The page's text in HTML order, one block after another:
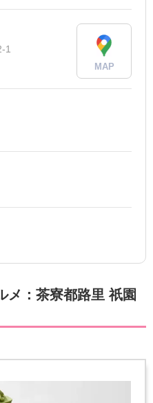
1
MAP
メ：茶寮都路里 祇園